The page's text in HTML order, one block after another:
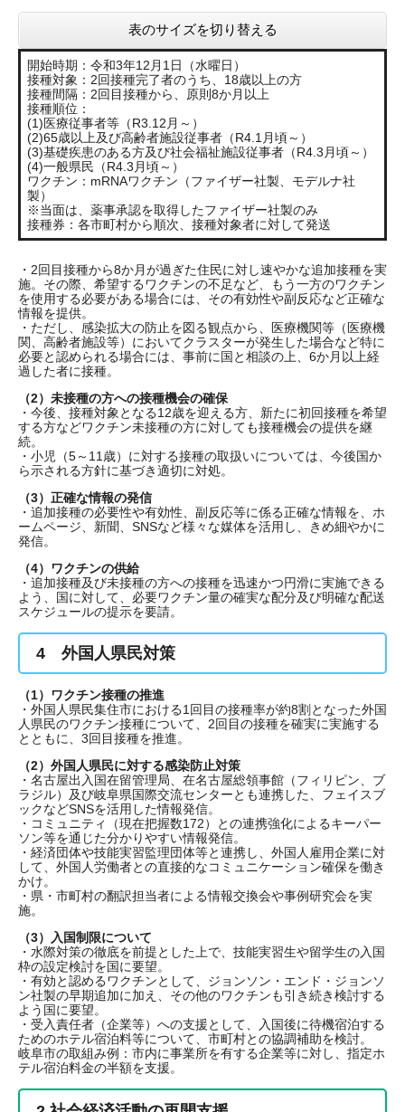
表のサイズを切り替える
開始時期：令和3年12月1日（水曜日）
接種対象：2回接種完了者のうち、18歳以上の方
接種間隔：2回目接種から、原則8か月以上
接種順位：
(1)医療従事者等（R3.12月～）
(2)65歳以上及び高齢者施設従事者（R4.1月頃～）
(3)基礎疾患のある方及び社会福祉施設従事者（R4.3月頃～）
(4)一般県民（R4.3月頃～）
ワクチン：mRNAワクチン（ファイザー社製、モデルナ社
製）
※当面は、薬事承認を取得したファイザー社製のみ
接種券：各市町村から順次、接種対象者に対して発送
・2回目接種から8か月が過ぎた住民に対し速やかな追加接種を実
施。その際、希望するワクチンの不足など、もう一方のワクチン
を使用する必要がある場合には、その有効性や副反応など正確な
情報を提供。
・ただし、感染拡大の防止を図る観点から、医療機関等（医療機
関、高齢者施設等）においてクラスターが発生した場合など特に
必要と認められる場合には、事前に国と相談の上、6か月以上経
過した者に接種。
（2）未接種の方への接種機会の確保
・今後、接種対象となる12歳を迎える方、新たに初回接種を希望
する方などワクチン未接種の方に対しても接種機会の提供を継
続。
・小児（5～11歳）に対する接種の取扱いについては、今後国か
ら示される方針に基づき適切に対処。
（3）正確な情報の発信
・追加接種の必要性や有効性、副反応等に係る正確な情報を、ホ
ームページ、新聞、SNSなど様々な媒体を活用し、きめ細やかに
発信。
（4）ワクチンの供給
・追加接種及び未接種の方への接種を迅速かつ円滑に実施できる
よう、国に対して、必要ワクチン量の確実な配分及び明確な配送
スケジュールの提示を要請。
4 外国人県民対策
（1）ワクチン接種の推進
・外国人県民集住市における1回目の接種率が約8割となった外国
人県民のワクチン接種について、2回目の接種を確実に実施する
とともに、3回目接種を推進。
（2）外国人県民に対する感染防止対策
・名古屋出入国在留管理局、在名古屋総領事館（フィリピン、ブ
ラジル）及び岐阜県国際交流センターとも連携した、フェイスブ
ックなどSNSを活用した情報発信。
・コミュニティ（現在把握数172）との連携強化によるキーパー
ソン等を通じた分かりやすい情報発信。
・経済団体や技能実習監理団体等と連携し、外国人雇用企業に対
して、外国人労働者との直接的なコミュニケーション確保を働き
かけ。
・県・市町村の翻訳担当者による情報交換会や事例研究会を実
施。
（3）入国制限について
・水際対策の徹底を前提とした上で、技能実習生や留学生の入国
枠の設定検討を国に要望。
・有効と認めるワクチンとして、ジョンソン・エンド・ジョンソ
ン社製の早期追加に加え、その他のワクチンも引き続き検討する
よう国に要望。
・受入責任者（企業等）への支援として、入国後に待機宿泊する
ためのホテル宿泊料等について、市町村との協調補助を検討。
岐阜市の取組み例：市内に事業所を有する企業等に対し、指定ホ
テル宿泊料金の半額を支援。